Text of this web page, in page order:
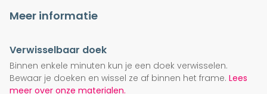
Meer informatie
Verwisselbaar doek
Binnen enkele minuten kun je een doek verwisselen.
Bewaar je doeken en wissel ze af binnen het frame. Lees
meer over onze materialen.